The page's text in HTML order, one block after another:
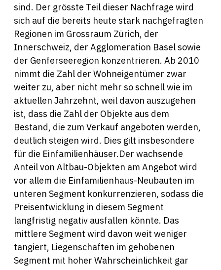
sind. Der grösste Teil dieser Nachfrage wird
sich auf die bereits heute stark nachgefragten
Regionen im Grossraum Zürich, der
Innerschweiz, der Agglomeration Basel sowie
der Genferseeregion konzentrieren. Ab 2010
nimmt die Zahl der Wohneigentümer zwar
weiter zu, aber nicht mehr so schnell wie im
aktuellen Jahrzehnt, weil davon auszugehen
ist, dass die Zahl der Objekte aus dem
Bestand, die zum Verkauf angeboten werden,
deutlich steigen wird. Dies gilt insbesondere
für die Einfamilienhäuser.Der wachsende
Anteil von Altbau-Objekten am Angebot wird
vor allem die Einfamilienhaus-Neubauten im
unteren Segment konkurrenzieren, sodass die
Preisentwicklung in diesem Segment
langfristig negativ ausfallen könnte. Das
mittlere Segment wird davon weit weniger
tangiert, Liegenschaften im gehobenen
Segment mit hoher Wahrscheinlichkeit gar